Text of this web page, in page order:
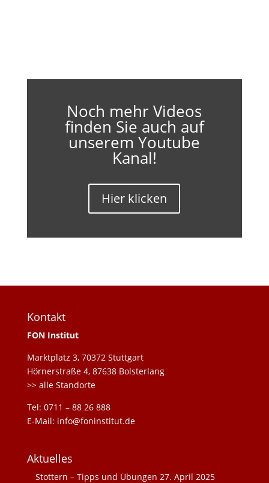
Noch mehr Videos
finden Sie auch auf
unserem Youtube
Kanal!
Hier klicken
Kontakt
FON Institut
Marktplatz 3, 70372 Stuttgart
Hörnerstraße 4, 87638 Bolsterlang
>> alle Standorte
Tel: 0711 – 88 26 888
E-Mail: info@foninstitut.de
Aktuelles
Stottern – Tipps und Übungen 27. April 2025